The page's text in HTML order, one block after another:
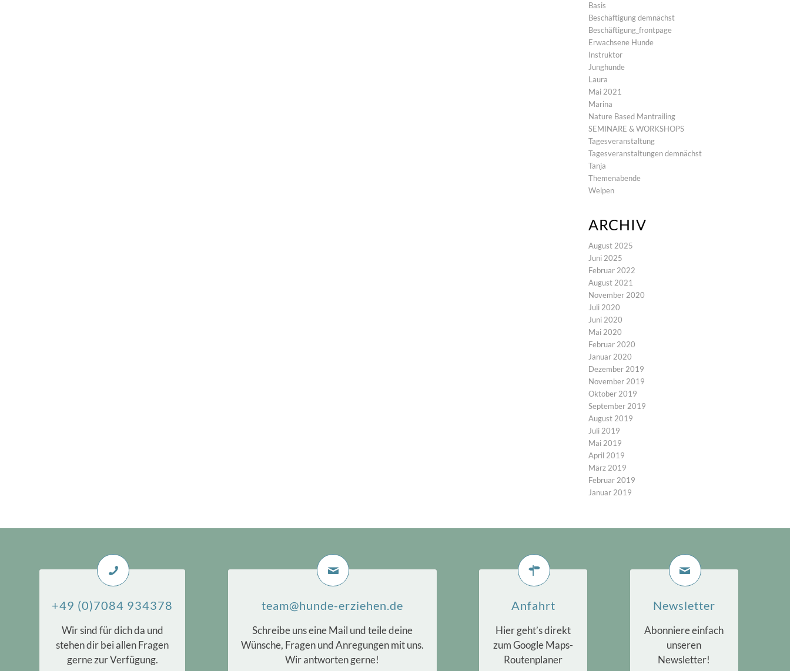
Basis
Beschäftigung demnächst
Beschäftigung_frontpage
Erwachsene Hunde
Instruktor
Junghunde
Laura
Mai 2021
Marina
Nature Based Mantrailing
SEMINARE & WORKSHOPS
Tagesveranstaltung
Tagesveranstaltungen demnächst
Tanja
Themenabende
Welpen
ARCHIV
August 2025
Juni 2025
Februar 2022
August 2021
November 2020
Juli 2020
Juni 2020
Mai 2020
Februar 2020
Januar 2020
Dezember 2019
November 2019
Oktober 2019
September 2019
August 2019
Juli 2019
Mai 2019
April 2019
März 2019
Februar 2019
Januar 2019
+49 (0)7084 934378
Wir sind für dich da und
stehen dir bei allen Fragen
gerne zur Verfügung.
team@hunde-erziehen.de
Schreibe uns eine Mail und teile deine
Wünsche, Fragen und Anregungen mit uns.
Wir antworten gerne!
Anfahrt
Hier geht’s direkt
zum Google Maps-
Routenplaner
Newsletter
Abonniere einfach
unseren
Newsletter!